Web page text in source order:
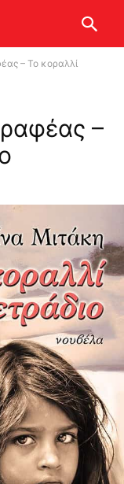
– Το κοραλλί
–